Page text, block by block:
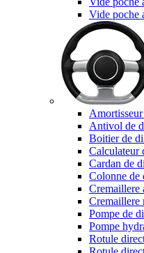
Vide poche
Antivol de
Boitier de
Calculateur
Cardan de
Colonne de
Cremaillere
Cremaillere
Pompe de
Pompe
Rotule